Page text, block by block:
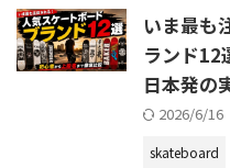
いま最も
ランド12
日本発の
2026/6/16
skateboard